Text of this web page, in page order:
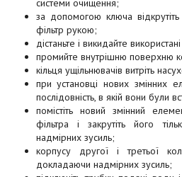
за допомогою ключа
фільтр рукою;
дістаньте і викидайте
промийте внутрішню поверхню
кільця ущільнювачів витріть
при установці нових змінних
послідовність, в якій вони були
помістіть новий змінний
фільтра і закрутіть його
надмірних зусиль;
корпусу другої і третьої
докладаючи надмірних зусиль;